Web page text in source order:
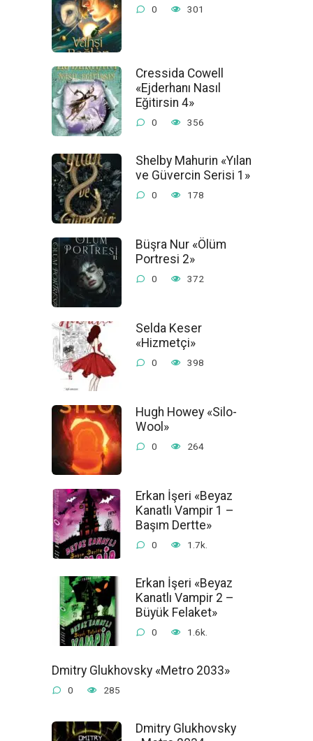
0 301
Cressida Cowell
«Ejderhanı Nasıl
Eğitirsin 4»
0 356
Shelby Mahurin «Yılan
ve Güvercin Serisi 1»
0 178
Büşra Nur «Ölüm
Portresi 2»
0 372
Selda Keser
«Hizmetçi»
0 398
Hugh Howey «Silo-
Wool»
0 264
Erkan İşeri «Beyaz
Kanatlı Vampir 1 –
Başım Dertte»
0 1.7k.
Erkan İşeri «Beyaz
Kanatlı Vampir 2 –
Büyük Felaket»
0 1.6k.
Dmitry Glukhovsky «Metro 2033»
0 285
Dmitry Glukhovsky